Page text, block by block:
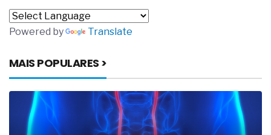
Powered by Translate
MAIS POPULARES >